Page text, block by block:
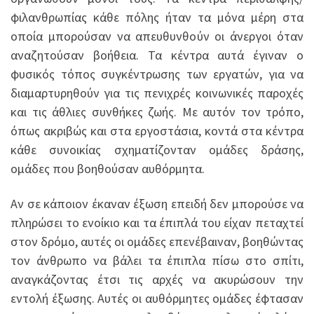
φιλανθρωπίας κάθε πόλης ήταν τα μόνα μέρη στα
οποία μπορούσαν να απευθυνθούν οι άνεργοι όταν
αναζητούσαν βοήθεια. Τα κέντρα αυτά έγιναν ο
φυσικός τόπος συγκέντρωσης των εργατών, για να
διαμαρτυρηθούν για τις πενιχρές κοινωνικές παροχές
και τις άθλιες συνθήκες ζωής. Με αυτόν τον τρόπο,
όπως ακριβώς και στα εργοστάσια, κοντά στα κέντρα
κάθε συνοικίας σχηματίζονταν ομάδες δράσης,
ομάδες που βοηθούσαν αυθόρμητα.
Αν σε κάποιον έκαναν έξωση επειδή δεν μπορούσε να
πληρώσει το ενοίκιο και τα έπιπλά του είχαν πεταχτεί
στον δρόμο, αυτές οι ομάδες επενέβαιναν, βοηθώντας
τον άνθρωπο να βάλει τα έπιπλα πίσω στο σπίτι,
αναγκάζοντας έτσι τις αρχές να ακυρώσουν την
εντολή έξωσης. Αυτές οι αυθόρμητες ομάδες έφτασαν